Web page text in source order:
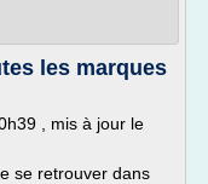
les marques
, mis à jour le
se retrouver dans